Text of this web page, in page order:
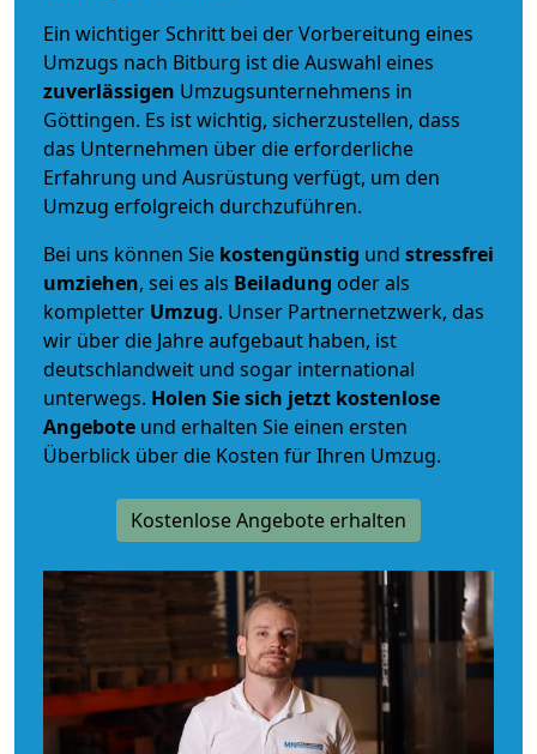
Ein wichtiger Schritt bei der Vorbereitung eines
Umzugs nach Bitburg ist die Auswahl eines
zuverlässigen Umzugsunternehmens in
Göttingen. Es ist wichtig, sicherzustellen, dass
das Unternehmen über die erforderliche
Erfahrung und Ausrüstung verfügt, um den
Umzug erfolgreich durchzuführen.
Bei uns können Sie kostengünstig und stressfrei
umziehen, sei es als Beiladung oder als
kompletter Umzug. Unser Partnernetzwerk, das
wir über die Jahre aufgebaut haben, ist
deutschlandweit und sogar international
unterwegs. Holen Sie sich jetzt kostenlose
Angebote und erhalten Sie einen ersten
Überblick über die Kosten für Ihren Umzug.
Kostenlose Angebote erhalten